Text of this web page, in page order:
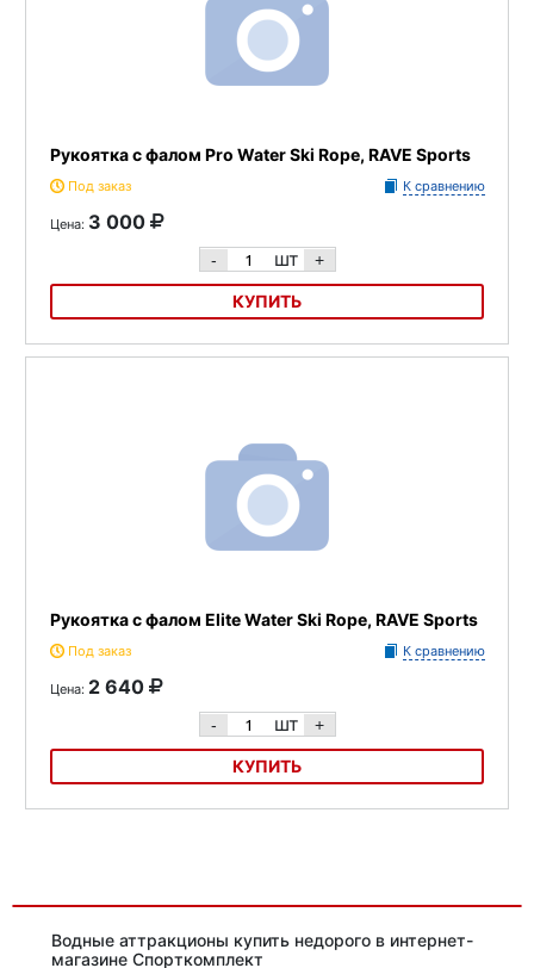
Рукоятка с фалом Pro Water Ski Rope, RAVE Sports
Под заказ К сравнению
Цена: 3 000
- шт +
КУПИТЬ
Рукоятка с фалом Pro Water Ski Rope, RAVE Sports
Рукоятка с фалом Elite Water Ski Rope, RAVE Sports
Под заказ К сравнению
Цена: 2 640
- шт +
КУПИТЬ
Водные аттракционы купить недорого в интернет-
магазине Спорткомплект